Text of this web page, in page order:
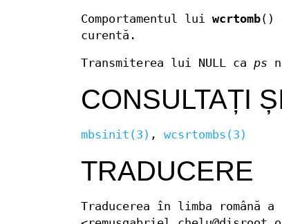
Comportamentul lui wcrtomb()
curentă.
Transmiterea lui NULL ca ps
CONSULTAȚI
mbsinit(3) , wcsrtombs(3)
TRADUCERE
Traducerea în limba română